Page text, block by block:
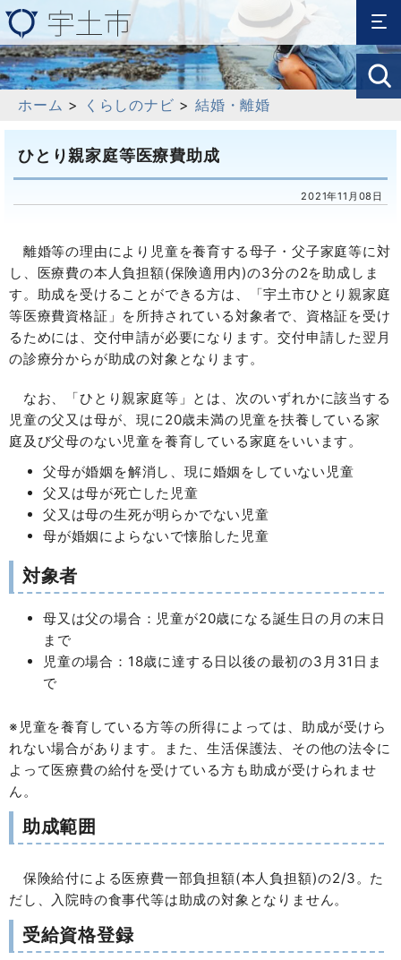
ホーム > くらしのナビ >結婚・離婚
ひとり親家庭等医療費助成
2021年11月08日
離婚等の理由により児童を養育する母子・父子家庭等に対
し、医療費の本人負担額(保険適用内)の3分の2を助成しま
す。助成を受けることができる方は、「宇土市ひとり親家庭
等医療費資格証」を所持されている対象者で、資格証を受け
るためには、交付申請が必要になります。交付申請した翌月
の診療分からが助成の対象となります。
なお、「ひとり親家庭等」とは、次のいずれかに該当する
児童の父又は母が、現に20歳未満の児童を扶養している家
庭及び父母のない児童を養育している家庭をいいます。
父母が婚姻を解消し、現に婚姻をしていない児童
父又は母が死亡した児童
父又は母の生死が明らかでない児童
母が婚姻によらないで懐胎した児童
対象者
母又は父の場合：児童が20歳になる誕生日の月の末日
まで
児童の場合：18歳に達する日以後の最初の3月31日ま
で
※児童を養育している方等の所得によっては、助成が受けら
れない場合があります。また、生活保護法、その他の法令に
よって医療費の給付を受けている方も助成が受けられませ
ん。
助成範囲
保険給付による医療費一部負担額(本人負担額)の2/3。た
だし、入院時の食事代等は助成の対象となりません。
受給資格登録